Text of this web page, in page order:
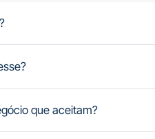
que aceitam?